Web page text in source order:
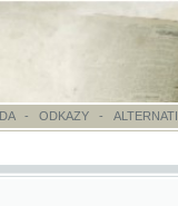
ALTERNATIVNÍ VYHLEDÁVÁNÍ-